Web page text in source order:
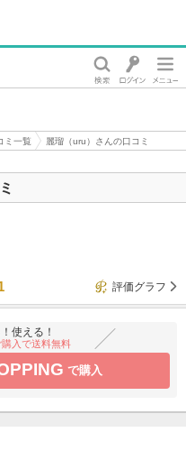
ミ一覧
麗瑠（uru）さんの口コミ
評価グラフ
使える！
入で送料無料
で購入